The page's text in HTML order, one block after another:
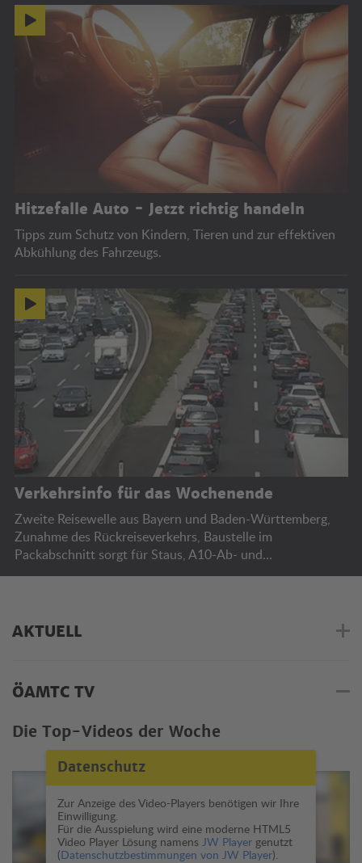
Hitzefalle Auto - Jetzt richtig handeln
Tipps zum Schutz von Kindern, Tieren und zur effektiven
Abkühlung des Fahrzeugs.
Verkehrsinfo für das Wochenende
Zweite Reisewelle aus Bayern und Baden-Württemberg,
Zunahme des Rückreiseverkehrs, Baustelle im
Packabschnitt sorgt für Staus, A10-Ab- und
Auffahrtssperren, Bregenzer Festspiele.
AKTUELL
ÖAMTC TV
Die Top-Videos der Woche
Datenschutz
Zur Anzeige des Video-Players benötigen wir Ihre
Einwilligung.
Für die Ausspielung wird eine moderne HTML5
Video Player Lösung namens JW Playergenutzt
(Datenschutzbestimmungen von JW Player).